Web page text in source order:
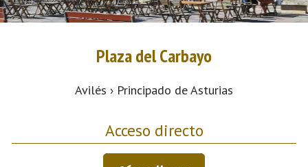
Plaza del Carbayo
Avilés › Principado de Asturias
Acceso directo